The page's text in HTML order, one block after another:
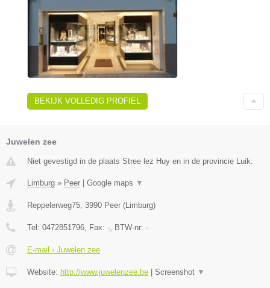
BEKIJK VOLLEDIG PROFIEL
Juwelen zee
Niet gevestigd in de plaats Stree lez Huy en in de provincie Luik.
Limburg » Peer Google maps ▼
Reppelerweg75 3990 Peer ( Limburg)
Tel: 0472851796 , Fax: - , BTW-nr: -
E-mail › Juwelen zee
Website: http://www.juwelenzee.be Screenshot ▼